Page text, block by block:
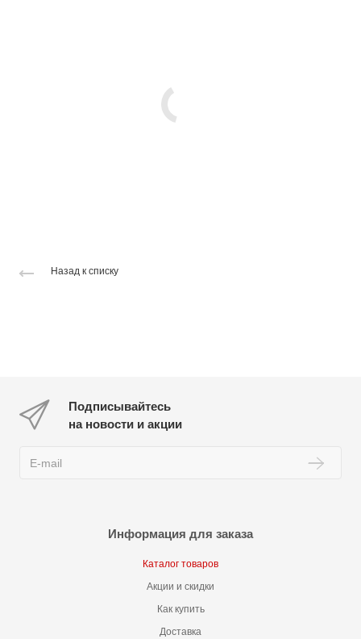
Назад к списку
Подписывайтесь
на новости и акции
Информация для заказа
Каталог товаров
Акции и скидки
Как купить
Доставка